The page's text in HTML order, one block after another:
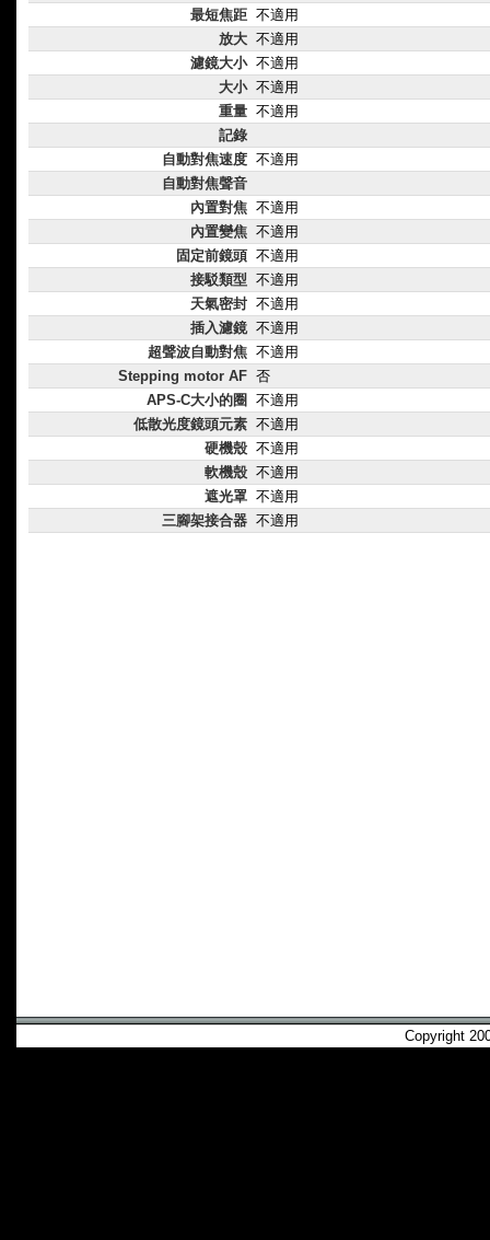
最短焦距 不適用
放大 不適用
濾鏡大小 不適用
大小 不適用
重量 不適用
記錄
自動對焦速度 不適用
自動對焦聲音
內置對焦 不適用
內置變焦 不適用
固定前鏡頭 不適用
接駁類型 不適用
天氣密封 不適用
插入濾鏡 不適用
超聲波自動對焦 不適用
Stepping motor AF 否
APS-C大小的圈
不適用
低散光度鏡頭元素 不適用
硬機殼 不適用
軟機殼 不適用
遮光罩 不適用
三腳架接合器 不適用
Copyright